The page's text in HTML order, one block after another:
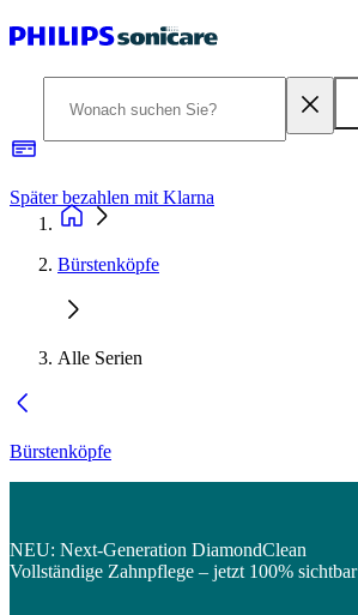
Später bezahlen mit Klarna
Bürstenköpfe
Alle Serien
Bürstenköpfe
NEU: Next-Generation DiamondClean
Vollständige Zahnpflege – jetzt 100% sichtbar